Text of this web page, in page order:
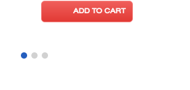
ADD TO CART